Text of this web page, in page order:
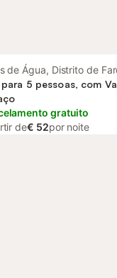
de Água, Distrito de
5 pessoas, com
gratuito
de€ 52por noite